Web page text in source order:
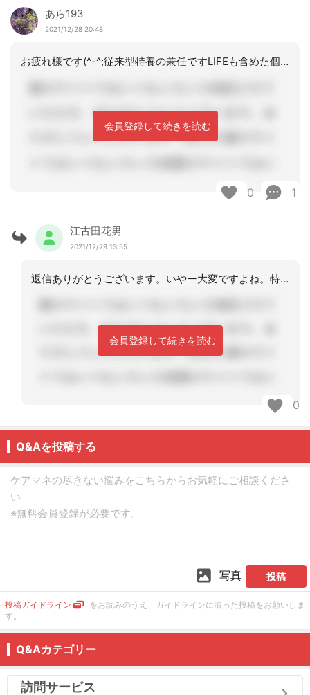
あら193
2021/12/28 20:48
お疲れ様です(^-^;従来型特養の兼任ですLIFEも含めた個別計画書についてです
会員登録して続きを読む
0 1
江古田花男
2021/12/29 13:55
返信ありがとうございます。いやー大変ですよね。特養さんはなおさらサイン三昧ですよ
会員登録して続きを読む
0
Q&Aを投稿する
写真 投稿
投稿ガイドライン
をお読みのうえ、ガイドラインに沿った投稿をお願いしま
す。
Q&Aカテゴリー
訪問サービス